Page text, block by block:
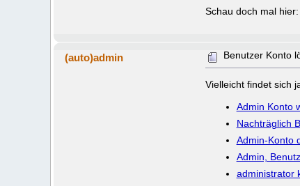
Schau doch mal hier:
(auto)admin Benutzer Konto
Vielleicht findet sich
Admin Konto
Nachträglich
Admin-Konto
Admin,
administrator